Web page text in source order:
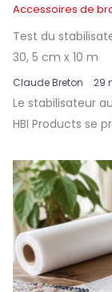
Accessoires de
Test du
30, 5 cm x 10 m
Claude Breton 29
Le stabilisateur
HBI Products se